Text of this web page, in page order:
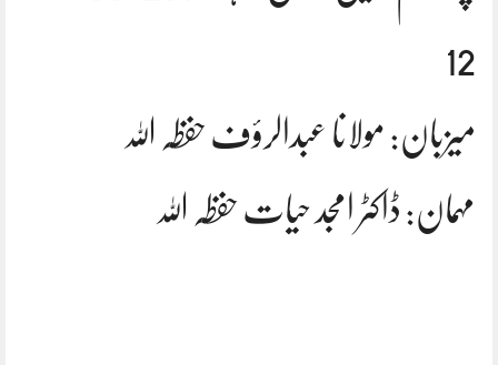
12
میزبان: مولانا عبدالرؤف حفظہ اللہ
مہمان: ڈاکٹر امجد حیات حفظہ اللہ